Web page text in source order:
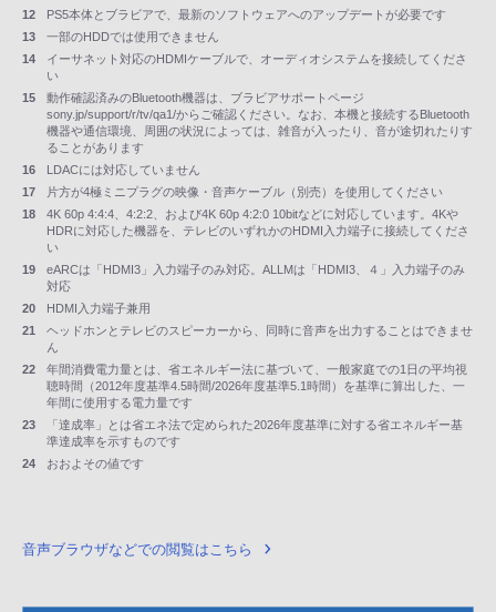
12
PS5本体とブラビアで、最新のソフトウェアへのアップデートが必要です
13
一部のHDDでは使用できません
14
イーサネット対応のHDMIケーブルで、オーディオシステムを接続してくださ
い
15
動作確認済みのBluetooth機器は、ブラビアサポートページ
sony.jp/support/r/tv/qa1/からご確認ください。なお、本機と接続するBluetooth
機器や通信環境、周囲の状況によっては、雑音が入ったり、音が途切れたりす
ることがあります
16
LDACには対応していません
17
片方が4極ミニプラグの映像・音声ケーブル（別売）を使用してください
18
4K 60p 4:4:4、4:2:2、および4K 60p 4:2:0 10bitなどに対応しています。4Kや
HDRに対応した機器を、テレビのいずれかのHDMI入力端子に接続してくださ
い
19
eARCは「HDMI3」入力端子のみ対応。ALLMは「HDMI3、４」入力端子のみ
対応
20
HDMI入力端子兼用
21
ヘッドホンとテレビのスピーカーから、同時に音声を出力することはできませ
ん
22
年間消費電力量とは、省エネルギー法に基づいて、一般家庭での1日の平均視
聴時間（2012年度基準4.5時間/2026年度基準5.1時間）を基準に算出した、一
年間に使用する電力量です
23
「達成率」とは省エネ法で定められた2026年度基準に対する省エネルギー基
準達成率を示すものです
24
おおよその値です
音声ブラウザなどでの閲覧はこちら